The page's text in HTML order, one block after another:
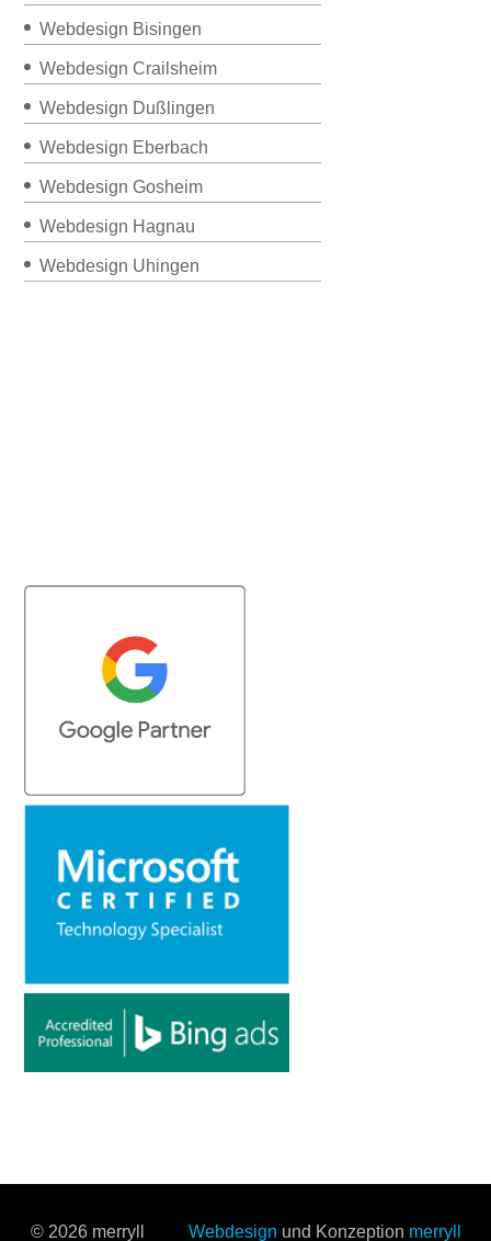
Webdesign Bisingen
Webdesign Crailsheim
Webdesign Dußlingen
Webdesign Eberbach
Webdesign Gosheim
Webdesign Hagnau
Webdesign Uhingen
© 2026 merryll Webdesign und Konzeption merryll